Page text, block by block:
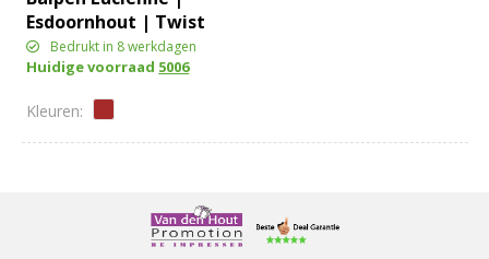
Esdoornhout | Twist
Bedrukt in 8 werkdagen
Huidige voorraad 5006